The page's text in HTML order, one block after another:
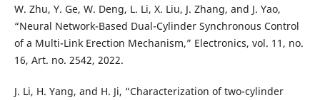
W. Zhu, Y. Ge, W. Deng, L. Li, X. Liu, J. Zhang, and J. Yao,
“Neural Network-Based Dual-Cylinder Synchronous Control
of a Multi-Link Erection Mechanism,” Electronics, vol. 11, no.
16, Art. no. 2542, 2022.
J. Li, H. Yang, and H. Ji, “Characterization of two-cylinder